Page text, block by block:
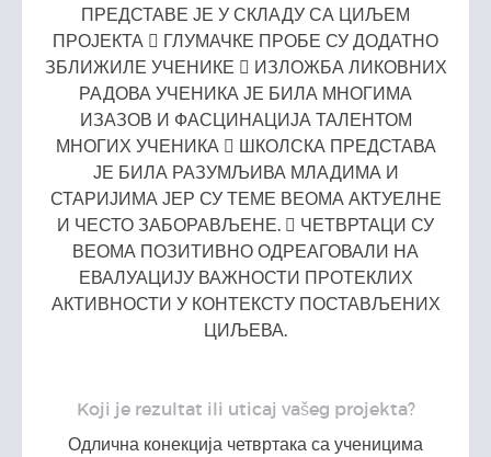
ПРЕДСТАВЕ ЈЕ У СКЛАДУ СА ЦИЉЕМ
ПРОЈЕКТА  ГЛУМАЧКЕ ПРОБЕ СУ ДОДАТНО
ЗБЛИЖИЛЕ УЧЕНИКЕ  ИЗЛОЖБА ЛИКОВНИХ
РАДОВА УЧЕНИКА ЈЕ БИЛА МНОГИМА
ИЗАЗОВ И ФАСЦИНАЦИЈА ТАЛЕНТОМ
МНОГИХ УЧЕНИКА  ШКОЛСКА ПРЕДСТАВА
ЈЕ БИЛА РАЗУМЉИВА МЛАДИМА И
СТАРИЈИМА ЈЕР СУ ТЕМЕ ВЕОМА АКТУЕЛНЕ
И ЧЕСТО ЗАБОРАВЉЕНЕ.  ЧЕТВРТАЦИ СУ
ВЕОМА ПОЗИТИВНО ОДРЕАГОВАЛИ НА
ЕВАЛУАЦИЈУ ВАЖНОСТИ ПРОТЕКЛИХ
АКТИВНОСТИ У КОНТЕКСТУ ПОСТАВЉЕНИХ
ЦИЉЕВА.
Koji je rezultat ili uticaj vašeg projekta?
Одлична конекција четвртака са ученицима